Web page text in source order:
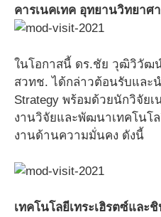
คารเนคเทค อุทยานวิทยาศ
ในโอกาสนี้ ดร.ชัย วุฒิวิวัฒ
สวทช. ได้กล่าวต้อนรับและ
Strategy พร้อมด้วยนักวิจัย
งานวิจัยและพัฒนาเทคโนโ
งานด้านความมั่นคง ดังนี้
เทคโนโลยีเทระเฮิรตซ์แล